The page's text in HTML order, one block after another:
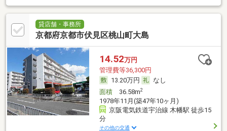
貸店舗・事務所
京都府京都市伏見区桃山町大島
14.52万円
管理費等36,300円
13.20万円
なし
面積36.58m2
1978年11月(築47年10ヶ月)
京阪電気鉄道宇治線 木幡駅 徒歩15
分
その他の交通